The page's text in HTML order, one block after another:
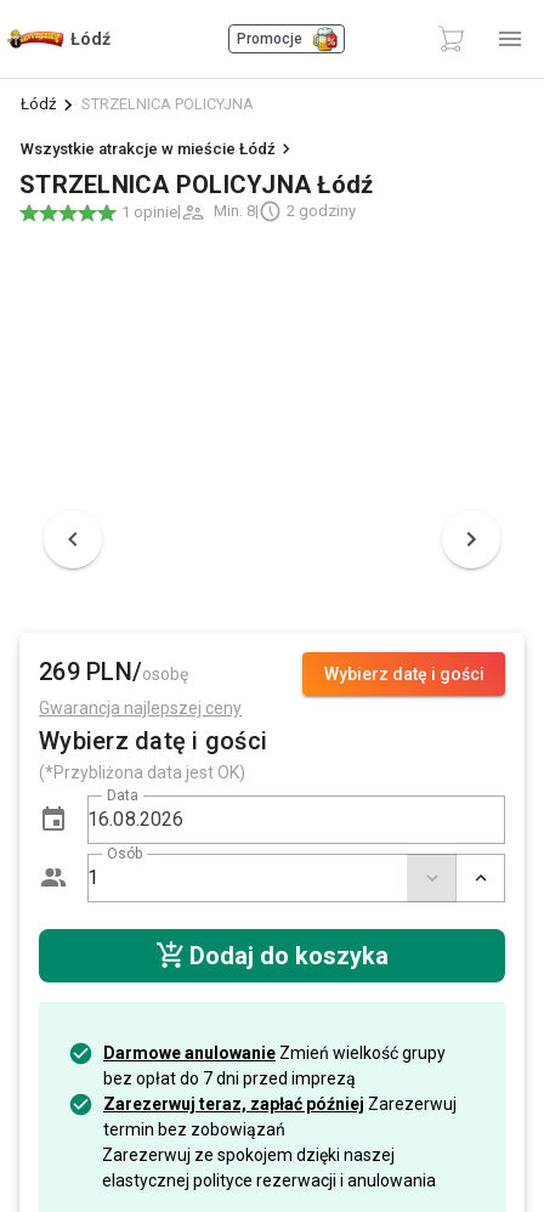
Łódź Promocje
Łódź STRZELNICA POLICYJNA
Wszystkie atrakcje w mieście Łódź
STRZELNICA POLICYJNA Łódź
1 opinie| Min. 8| 2 godziny
Wybierz datę i gości
269 PLN/osobę
Gwarancja najlepszej ceny
Wybierz datę i gości
(*Przybliżona data jest OK)
Data
Osób
Dodaj do koszyka
Darmowe anulowanie Zmień wielkość grupy
bez opłat do 7 dni przed imprezą
Zarezerwuj teraz, zapłać później Zarezerwuj
termin bez zobowiązań
Zarezerwuj ze spokojem dzięki naszej
elastycznej polityce rezerwacji i anulowania